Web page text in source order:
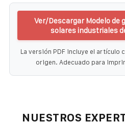
Ver/Descargar Modelo de
solares industriales
La versión PDF incluye el artículo
origen. Adecuado para
NUESTROS